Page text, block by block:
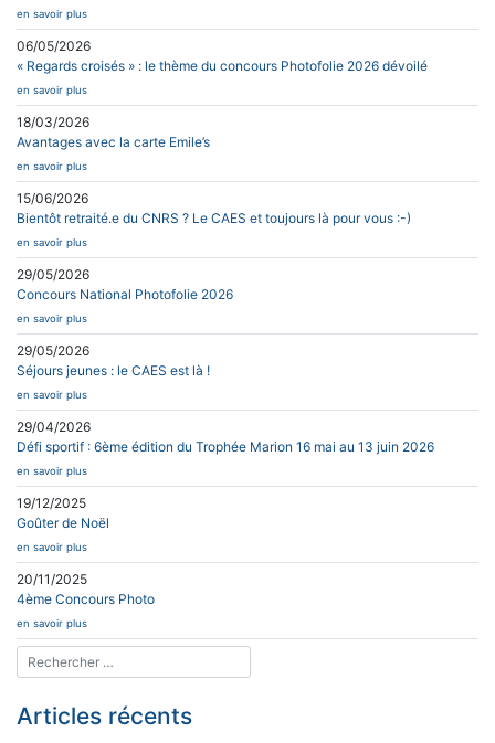
en savoir plus
06/05/2026
« Regards croisés » : le thème du concours Photofolie 2026 dévoilé
en savoir plus
18/03/2026
Avantages avec la carte Emile’s
en savoir plus
15/06/2026
Bientôt retraité.e du CNRS ? Le CAES et toujours là pour vous :-)
en savoir plus
29/05/2026
Concours National Photofolie 2026
en savoir plus
29/05/2026
Séjours jeunes : le CAES est là !
en savoir plus
29/04/2026
Défi sportif : 6ème édition du Trophée Marion 16 mai au 13 juin 2026
en savoir plus
19/12/2025
Goûter de Noël
en savoir plus
20/11/2025
4ème Concours Photo
en savoir plus
Articles récents